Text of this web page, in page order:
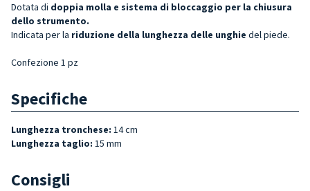
Dotata di doppia molla e sistema di bloccaggio per la chiusura
dello strumento.
Indicata per la riduzione della lunghezza delle unghie del piede.
Confezione 1 pz
Specifiche
Lunghezza tronchese: 14 cm
Lunghezza taglio: 15 mm
Consigli